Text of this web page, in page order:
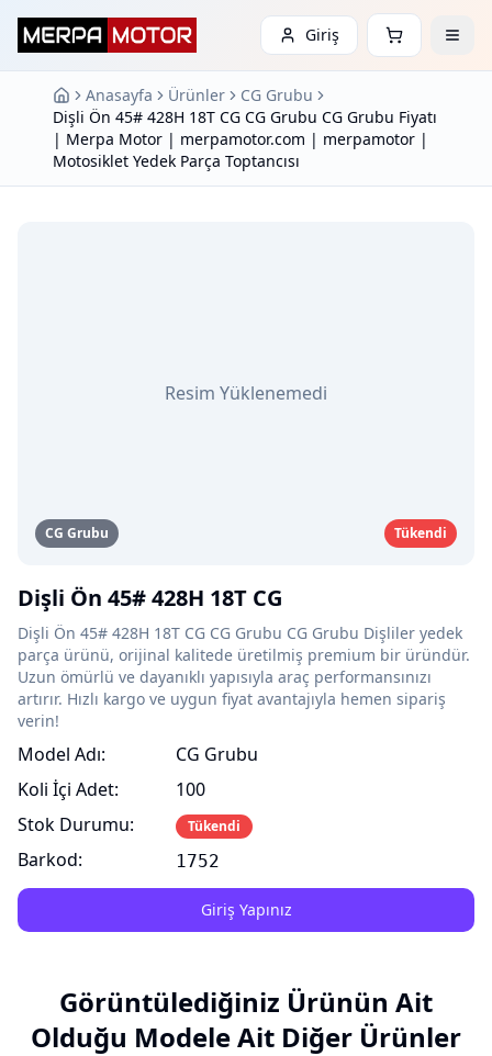
Giriş
Anasayfa Ürünler
CG Grubu
Dişli Ön 45# 428H 18T CG CG Grubu CG Grubu Fiyatı
| Merpa Motor | merpamotor.com | merpamotor |
Motosiklet Yedek Parça Toptancısı
CG Grubu Tükendi
Resim Yüklenemedi
Dişli Ön 45# 428H 18T CG
Dişli Ön 45# 428H 18T CG CG Grubu CG Grubu Dişliler yedek
parça ürünü, orijinal kalitede üretilmiş premium bir üründür.
Uzun ömürlü ve dayanıklı yapısıyla araç performansınızı
artırır. Hızlı kargo ve uygun fiyat avantajıyla hemen sipariş
verin!
Model Adı:
Koli İçi Adet:
Stok Durumu:
Barkod:
CG Grubu
100
Tükendi
1752
Giriş Yapınız
Görüntülediğiniz Ürünün Ait
Olduğu Modele Ait Diğer Ürünler